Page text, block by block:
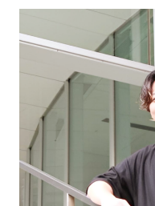
しふとん
ウェブアクセシビリティ
導入事例
お客様の声
クライアント一覧
ニュース